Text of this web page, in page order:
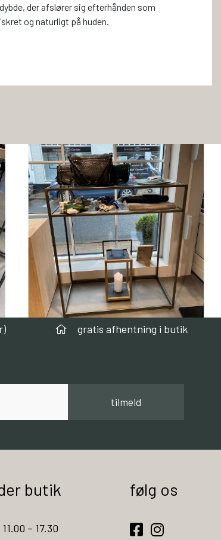
der afslører sig efterhånden som
og naturligt på huden.
gratis afhentning i butik
tilmeld
butik
11.00 – 17.30
følg os